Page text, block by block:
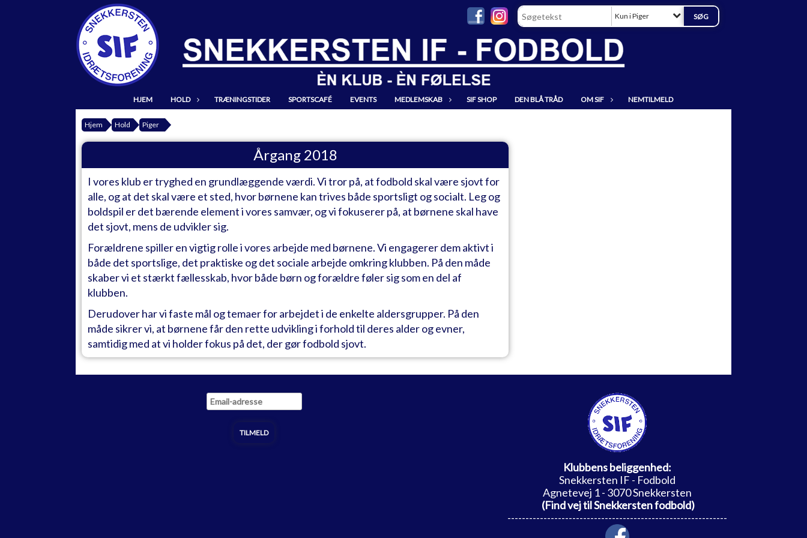
Kun i Piger
HJEM HOLD TRÆNINGSTIDER SPORTSCAFÉ EVENTS MEDLEMSKAB SIF SHOP DEN BLÅ TRÅD OM SIF NEMTILMELD
Hjem Hold Piger
Årgang 2018
I vores klub er tryghed en grundlæggende værdi. Vi tror på, at fodbold skal være sjovt for
alle, og at det skal være et sted, hvor børnene kan trives både sportsligt og socialt. Leg og
boldspil er det bærende element i vores samvær, og vi fokuserer på, at børnene skal have
det sjovt, mens de udvikler sig.
Forældrene spiller en vigtig rolle i vores arbejde med børnene. Vi engagerer dem aktivt i
både det sportslige, det praktiske og det sociale arbejde omkring klubben. På den måde
skaber vi et stærkt fællesskab, hvor både børn og forældre føler sig som en del af
klubben.
Derudover har vi faste mål og temaer for arbejdet i de enkelte aldersgrupper. På den
måde sikrer vi, at børnene får den rette udvikling i forhold til deres alder og evner,
samtidig med at vi holder fokus på det, der gør fodbold sjovt.
Klubbens beliggenhed:
Snekkersten IF - Fodbold
Agnetevej 1 - 3070 Snekkersten
(Find vej til Snekkersten fodbold)
-------------------------------------------------------------